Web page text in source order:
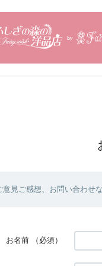
見ご感想、お問い合わせ
お名前 （必須）